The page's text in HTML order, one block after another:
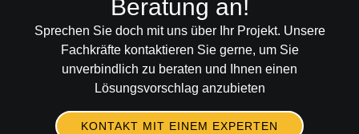
Beratung an!
Sprechen Sie doch mit uns über Ihr Projekt. Unsere
Fachkräfte kontaktieren Sie gerne, um Sie
unverbindlich zu beraten und Ihnen einen
Lösungsvorschlag anzubieten
KONTAKT MIT EINEM EXPERTEN